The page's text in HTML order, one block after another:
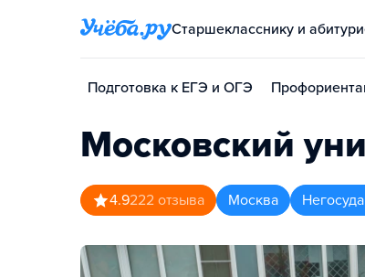
Старшекласснику и
Подготовка к ЕГЭ и ОГЭ
Московский
4.9222 отзыва Москва